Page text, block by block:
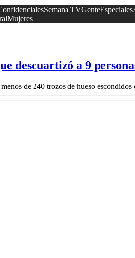
Semana TVGenteEspeciales
Mujeres
descuartizó a 9
de 240 trozos de hueso escondidos